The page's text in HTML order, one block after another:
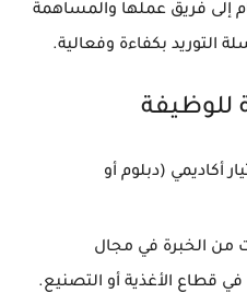
إلى فريق عملها والمساهمة
التوريد بكفاءة وفعالية.
للوظيفة
أكاديمي (دبلوم أو
من الخبرة في مجال
قطاع الأغذية أو التصنيع.